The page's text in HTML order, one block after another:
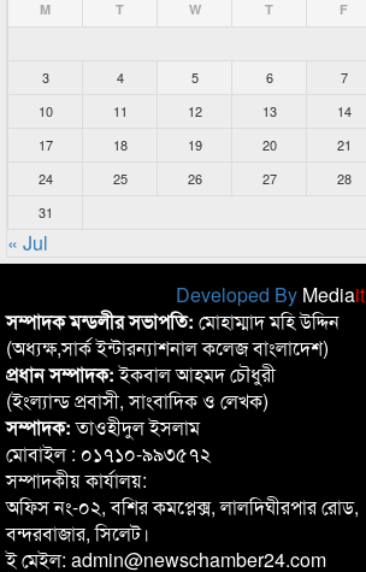
M T W T F
3
4 5 6 7
10
11 12 13 14
17
18 19 20 21
24
25 26 27 28
31
« Jul
Developed By Mediait
সম্পাদক মন্ডলীর সভাপতি: মোহাম্মাদ মহি উদ্দিন
(অধ্যক্ষ,সার্ক ইন্টারন্যাশনাল কলেজ বাংলাদেশ)
প্রধান সম্পাদক:ইকবাল আহমদ চৌধুরী
(ইংল্যান্ড প্রবাসী, সাংবাদিক ও লেখক)
সম্পাদক:তাওহীদুল ইসলাম
মোবাইল : ০১৭১০-৯৯৩৫৭২
সম্পাদকীয় কার্যালয়:
অফিস নং-০২, বশির কমপ্লেক্স, লালদিঘীরপার রোড,
বন্দরবাজার, সিলেট।
ই মেইল: admin@newschamber24.com